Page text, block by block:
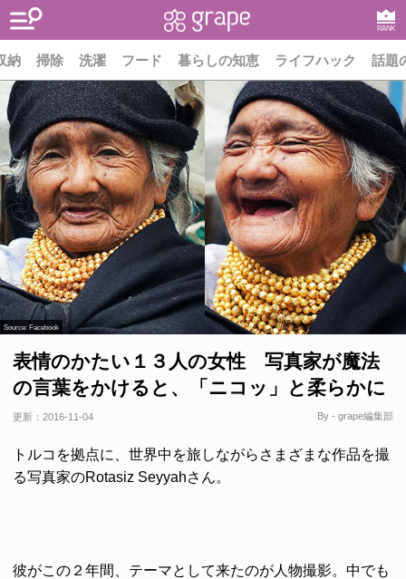
RANK
納 掃除 洗濯 フード 暮らしの知恵 ライフハック 話題
Source: Facebook
表情のかたい１３人の女性 写真家が魔法
の言葉をかけると、「ニコッ」と柔らかに
更新： 2016-11-04 By - grape編集部
トルコを拠点に、世界中を旅しながらさまざまな作品を撮
る写真家のRotasiz Seyyahさん。
彼がこの２年間、テーマとして来たのが人物撮影。中でも